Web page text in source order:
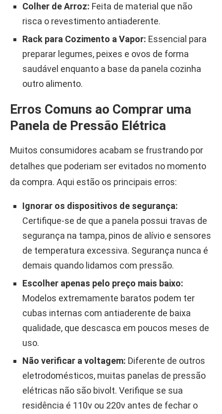
Colher de Arroz: Feita de material que não
risca o revestimento antiaderente.
Rack para Cozimento a Vapor: Essencial para
preparar legumes, peixes e ovos de forma
saudável enquanto a base da panela cozinha
outro alimento.
Erros Comuns ao Comprar uma
Panela de Pressão Elétrica
Muitos consumidores acabam se frustrando por
detalhes que poderiam ser evitados no momento
da compra. Aqui estão os principais erros:
Ignorar os dispositivos de segurança:
Certifique-se de que a panela possui travas de
segurança na tampa, pinos de alívio e sensores
de temperatura excessiva. Segurança nunca é
demais quando lidamos com pressão.
Escolher apenas pelo preço mais baixo:
Modelos extremamente baratos podem ter
cubas internas com antiaderente de baixa
qualidade, que descasca em poucos meses de
uso.
Não verificar a voltagem: Diferente de outros
eletrodomésticos, muitas panelas de pressão
elétricas não são bivolt. Verifique se sua
residência é 110v ou 220v antes de fechar o